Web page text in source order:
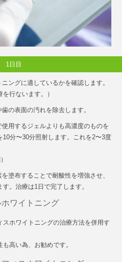
1日目
ングに適しているかを確認します。
行ないます。）
の表面の汚れを除去します。
用するジェルよりも高濃度のものを
分〜30分照射します。これを2〜3度
塗布することで耐酸性を増強させ、
。治療は1日で完了します。
ワイトニング
ホワイトニングの治療方法を併用す
高い為、お勧めです。